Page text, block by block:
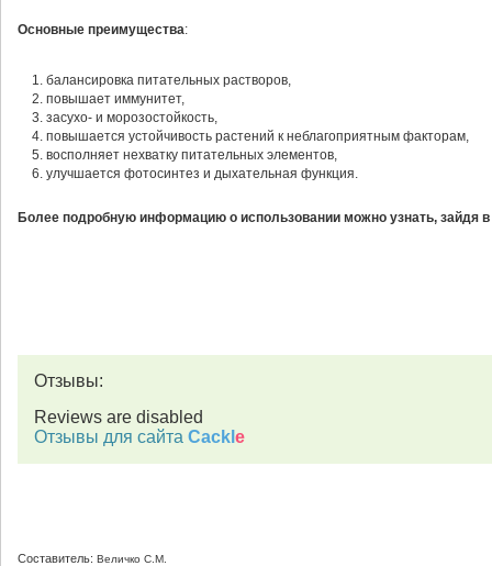
Основные преимущества:
балансировка питательных растворов,
повышает иммунитет,
засухо- и морозостойкость,
повышается устойчивость растений к неблагоприятным факторам,
восполняет нехватку питательных элементов,
улучшается фотосинтез и дыхательная функция.
Более подробную информацию о использовании можно узнать, зайдя в
Отзывы:
Reviews are disabled
Отзывы для сайта Cackl e
Составитель: Величко С.М.